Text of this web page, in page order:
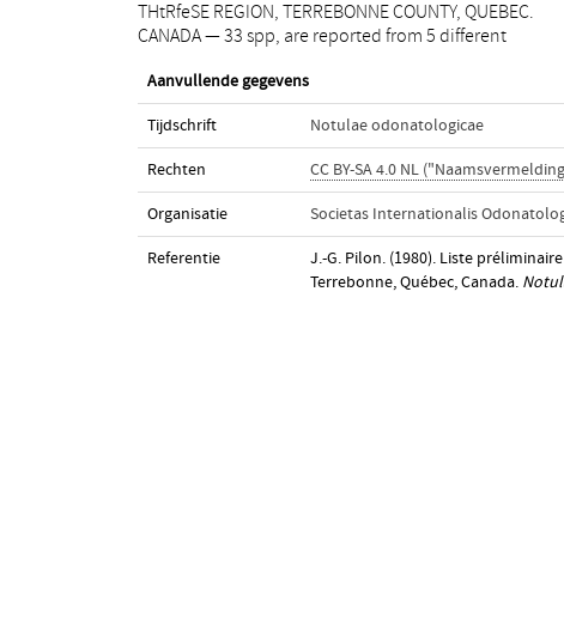
THtRfeSE REGION, TERREBONNE COUNTY, QUEBEC.
CANADA — 33 spp, are reported from 5 different
Aanvullende gegevens
Tijdschrift Notulae odonatologicae
Rechten CC BY-SA 4.0 NL
Organisatie Societas Internationalis
Referentie
J.-G. Pilon. (1980). Liste
Terrebonne, Québec, Canada.